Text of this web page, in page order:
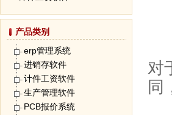
对
同
产品类别
erp管理系统
进销存软件
计件工资软件
生产管理软件
PCB报价系统